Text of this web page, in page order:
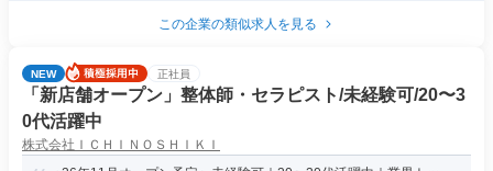
この企業の類似求人を見る
NEW 正社員
「新店舗オープン」整体師・セラピスト/未経験可/20〜3
0代活躍中
株式会社ＩＣＨＩＮＯＳＨＩＫＩ